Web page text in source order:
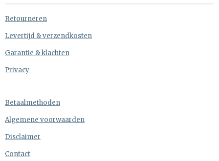
Retourneren
Levertijd & verzendkosten
Garantie & klachten
Privacy
Betaalmethoden
Algemene voorwaarden
Disclaimer
Contact